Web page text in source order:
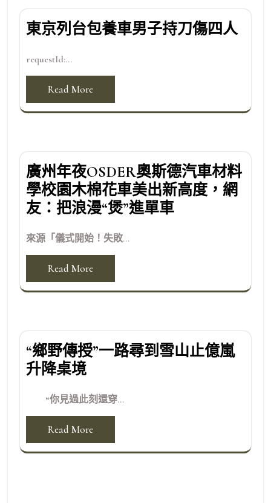
東京列台包養車男子持刀傷四人
requestId:...
Read More
廣州年夜OSDER奧斯德汽車材料
學校園木棉花車美出新高度，網
友：把浪漫“煲”進單車
來源「儀式開始！失敗...
Read More
“鄉野傳授”一路尋到雪山止億嵐
升降桌境
“你見過此刻還穿...
Read More